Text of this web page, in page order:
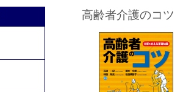
高齢者介護のコツ